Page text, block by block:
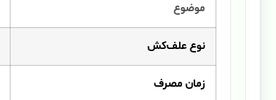
موضوع
نوع علف‌کش
زمان مصرف